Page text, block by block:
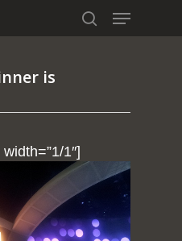
is
1″]